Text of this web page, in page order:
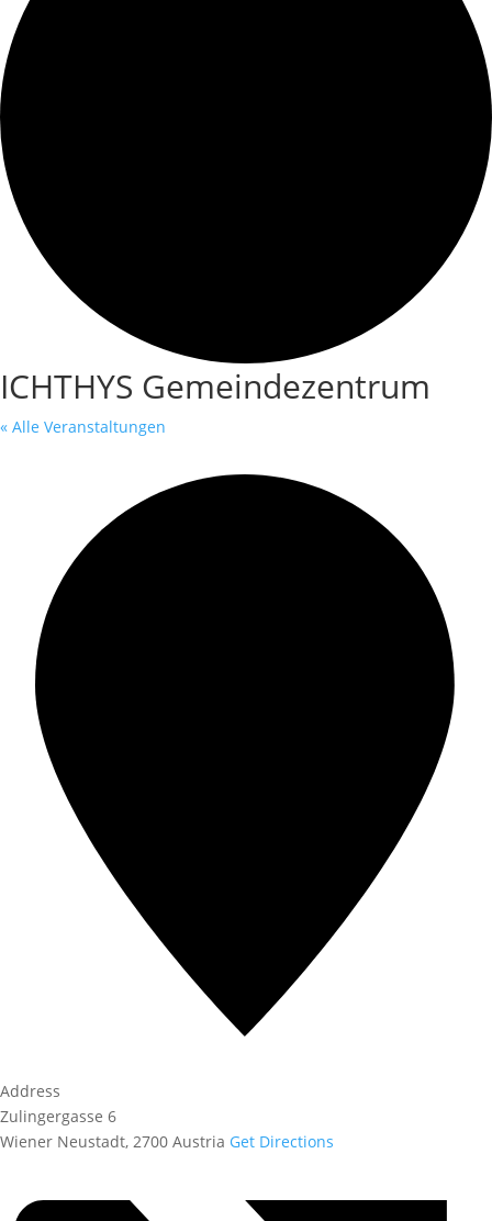
ICHTHYS Gemeindezentrum
« Alle Veranstaltungen
Address
Zulingergasse 6
Wiener Neustadt, 2700 Austria Get Directions